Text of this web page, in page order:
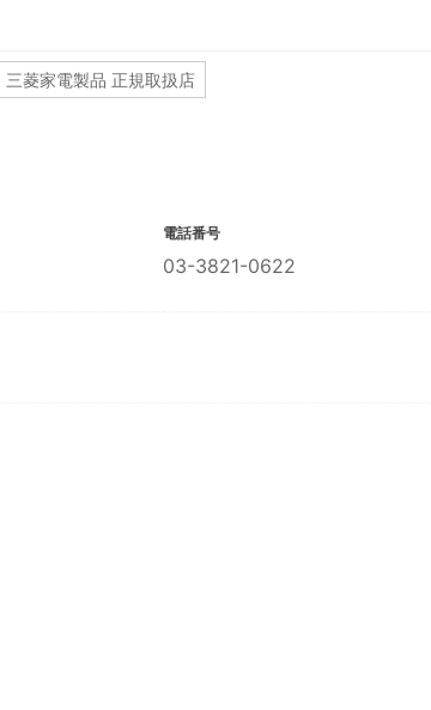
三菱家電製品 正規取扱店
電話番号
03-3821-0622